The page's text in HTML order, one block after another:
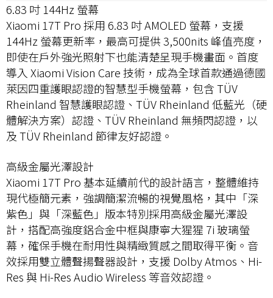
6.83 吋 144Hz 螢幕
Xiaomi 17T Pro 採用 6.83 吋 AMOLED 螢幕，支援
144Hz 螢幕更新率，最高可提供 3,500nits 峰值亮度，
即使在戶外強光照射下也能清楚呈現手機畫面。首度
導入 Xiaomi Vision Care 技術，成為全球首款通過德國
萊因四重護眼認證的智慧型手機螢幕，包含 TÜV
Rheinland 智慧護眼認證、TÜV Rheinland 低藍光（硬
體解決方案）認證、TÜV Rheinland 無頻閃認證，以
及 TÜV Rheinland 節律友好認證。
高級金屬光澤設計
Xiaomi 17T Pro 基本延續前代的設計語言，整體維持
現代極簡元素，強調簡潔流暢的視覺風格，其中「深
紫色」與「深藍色」版本特別採用高級金屬光澤設
計，搭配高強度鋁合金中框與康寧大猩猩 7i 玻璃螢
幕，確保手機在耐用性與精緻質感之間取得平衡。音
效採用雙立體聲揚聲器設計，支援 Dolby Atmos、Hi-
Res 與 Hi-Res Audio Wireless 等音效認證。